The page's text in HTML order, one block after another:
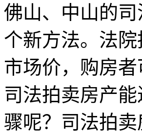
佛山、中山的
个新方法。法
市场价，购房
司法拍卖房产
骤呢？司法拍